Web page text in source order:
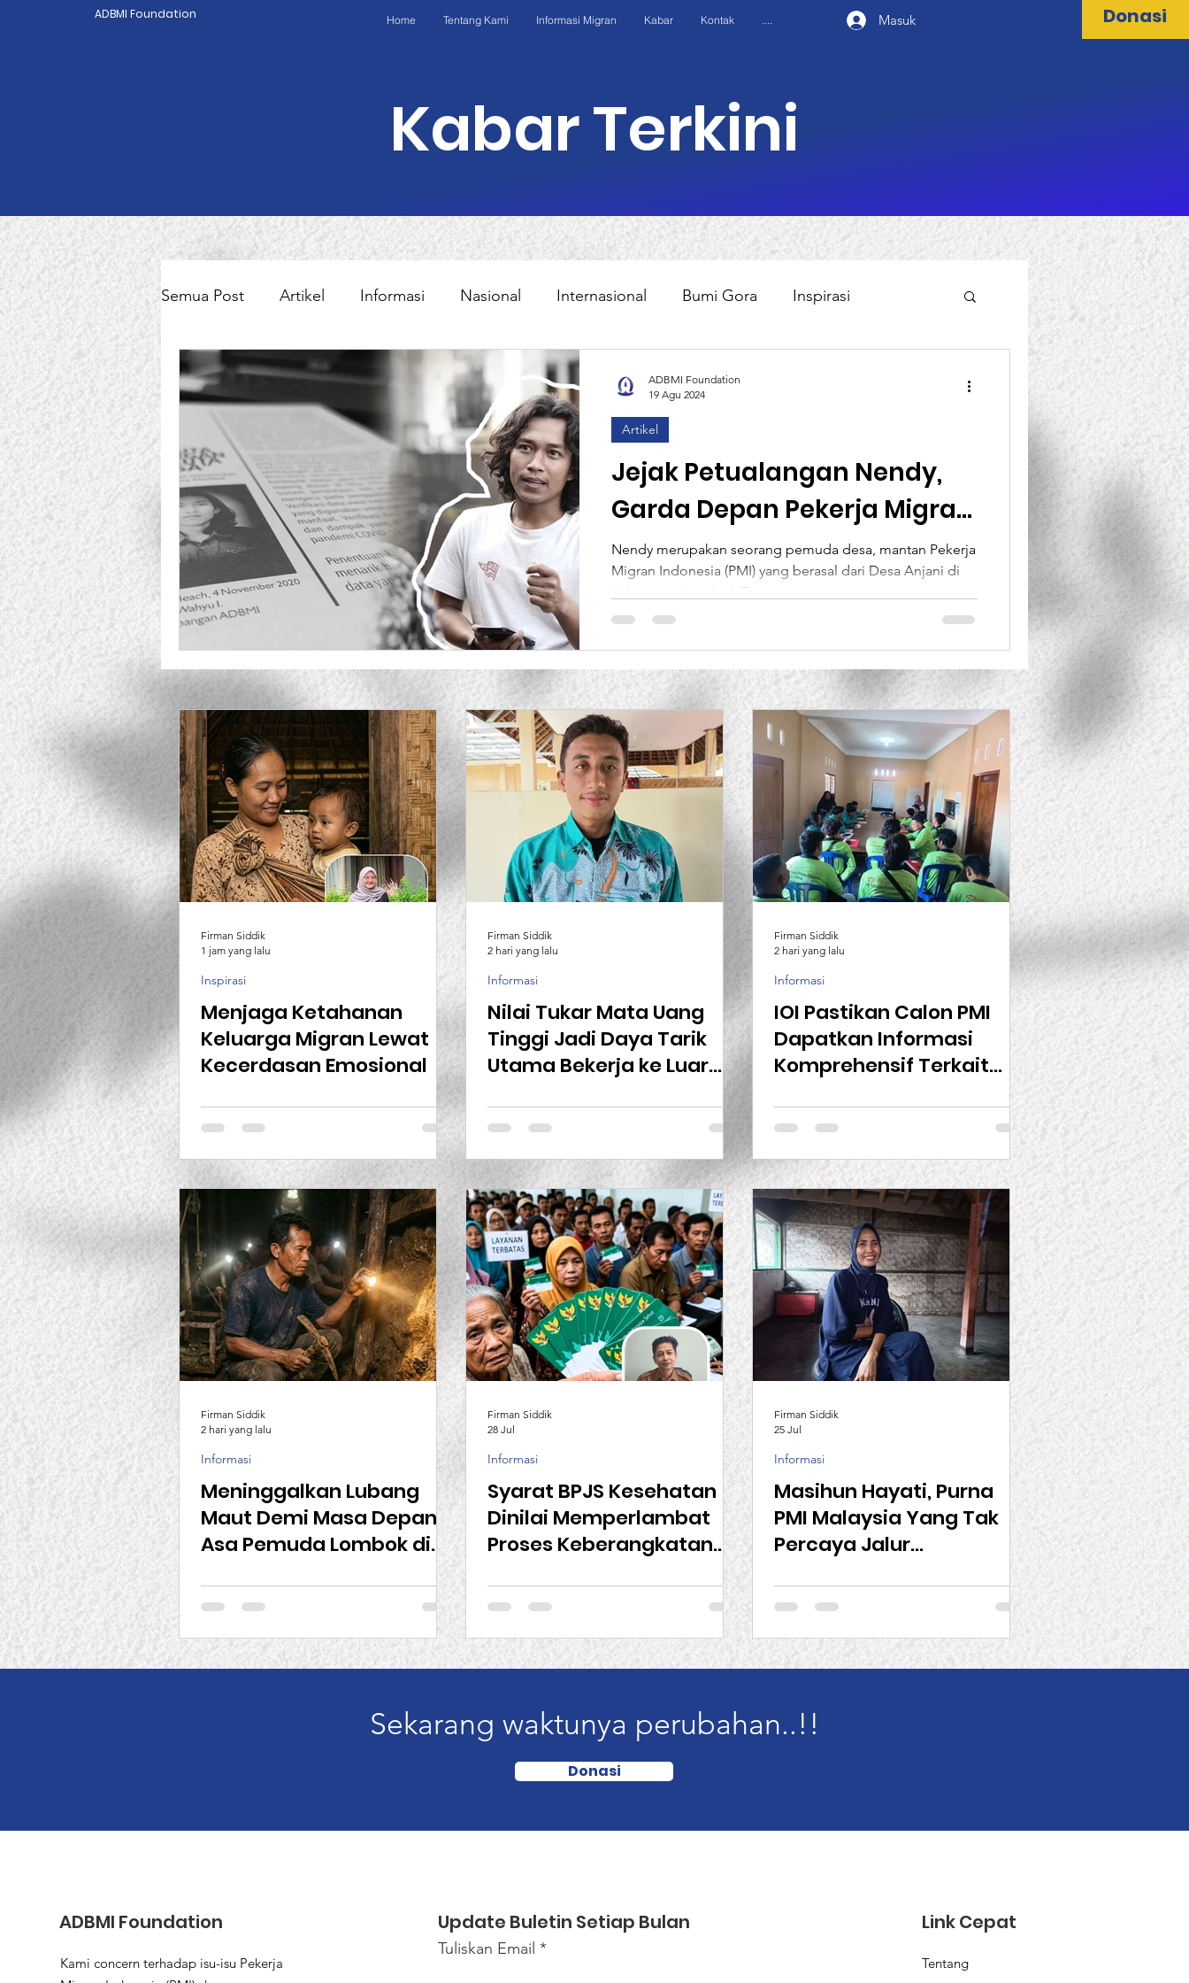
ADBMI Foundation Home Tentang Kami Informasi Migran Kabar Kontak .... Masuk Donasi
Kabar Terkini
Semua Post Artikel Informasi Nasional Internasional Bumi Gora Inspirasi
Pekerja Migran Indonesia Kasus Program
Responsible Business Alliance Lembaga Generasi Bintasng Sejahtera
Lesson Learned Pendanaan Analisa Info Loker Slider Environment Projects
Uncategorized Tabloid Post Formats
Jejak Petualangan Nendy,
Garda Depan Pekerja Migran
Anjani
Nendy merupakan seorang pemuda desa, mantan Pekerja
Migran Indonesia (PMI) yang berasal dari Desa Anjani di
Kabupaten Lombok Timur....
Artikel
ADBMI Foundation
19 Agu 2024
Menjaga Ketahanan
Keluarga Migran Lewat
Kecerdasan Emosional
Inspirasi
Firman Siddik
1 jam yang lalu
Nilai Tukar Mata Uang
Tinggi Jadi Daya Tarik
Utama Bekerja ke Luar
Informasi
Firman Siddik
2 hari yang lalu
IOI Pastikan Calon PMI
Dapatkan Informasi
Komprehensif Terkait
Berangkat
Informasi
Firman Siddik
2 hari yang lalu
Meninggalkan Lubang
Maut Demi Masa Depan,
Asa Pemuda Lombok di
Informasi
Firman Siddik
2 hari yang lalu
Syarat BPJS Kesehatan
Dinilai Memperlambat
Proses Keberangkatan
Informasi
Firman Siddik
28 Jul
Masihun Hayati, Purna
PMI Malaysia Yang Tak
Percaya Jalur
Informasi
Firman Siddik
25 Jul
Sekarang waktunya perubahan..!!
Donasi
ADBMI Foundation
Kami concern terhadap isu-isu Pekerja
Update Buletin Setiap Bulan
Tuliskan Email
Link Cepat
Tentang